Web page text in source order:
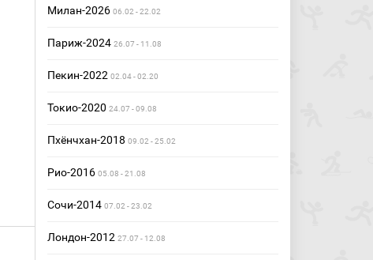
Милан-2026 06.02 - 22.02
Париж-2024 26.07 - 11.08
Пекин-2022 02.04 - 02.20
Токио-2020 24.07 - 09.08
Пхёнчхан-2018 09.02 - 25.02
Рио-2016 05.08 - 21.08
Сочи-2014 07.02 - 23.02
Лондон-2012 27.07 - 12.08